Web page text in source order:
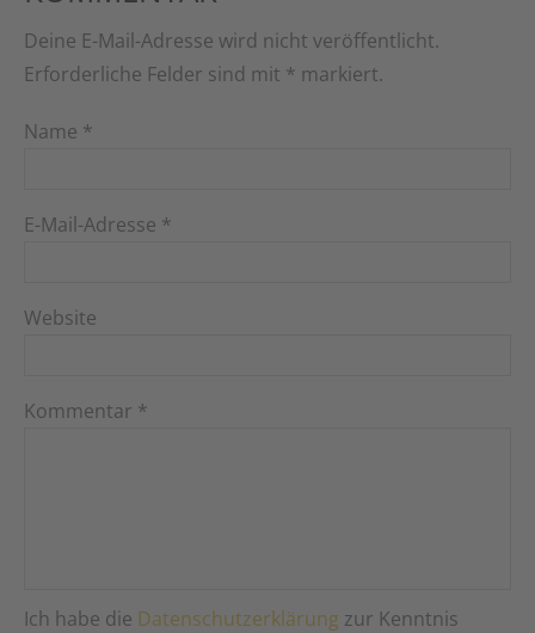
Deine E-Mail-Adresse wird nicht veröffentlicht.
Erforderliche Felder sind mit * markiert.
Name *
E-Mail-Adresse *
Website
Kommentar *
Ich habe die Datenschutzerklärung zur Kenntnis